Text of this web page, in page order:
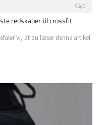
0
redskaber til crossfit
vi, at du læser denne artikel.